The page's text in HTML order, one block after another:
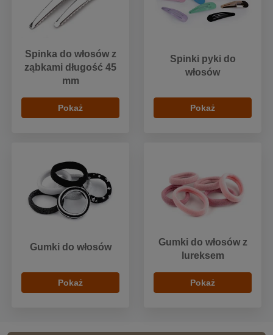
Spinka do włosów z
ząbkami długość 45
mm
Pokaż
Spinki pyki do
włosów
Pokaż
Gumki do włosów
Pokaż
Gumki do włosów z
lureksem
Pokaż